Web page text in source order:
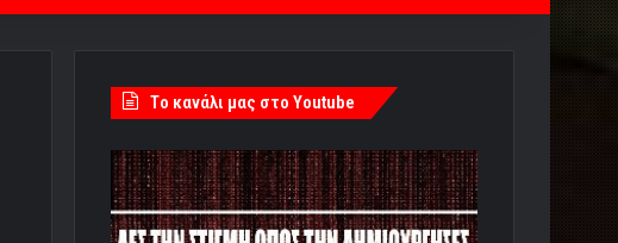
Tο κανάλι μας στο Youtube